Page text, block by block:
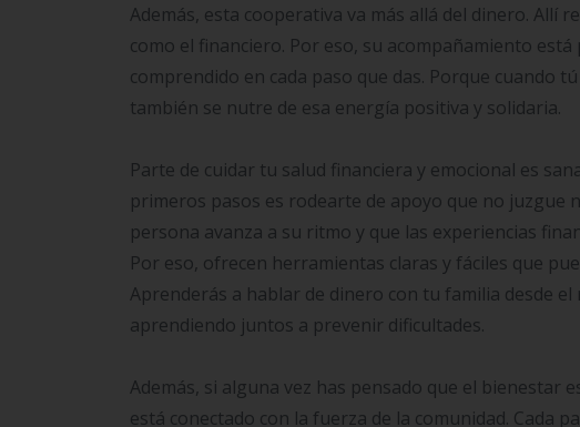
Además, esta cooperativa va más allá del dinero. Allí
como el financiero. Por eso, su acompañamiento
comprendido en cada paso que das. Porque cuando
también se nutre de esa energía positiva y solidaria.
Parte de cuidar tu salud financiera y emocional es
primeros pasos es rodearte de apoyo que no juzgue
persona avanza a su ritmo y que las experiencias
Por eso, ofrecen herramientas claras y fáciles que
Aprenderás a hablar de dinero con tu familia desde
aprendiendo juntos a prevenir dificultades.
Además, si alguna vez has pensado que el bienestar
está conectado con la fuerza de la comunidad. Cada